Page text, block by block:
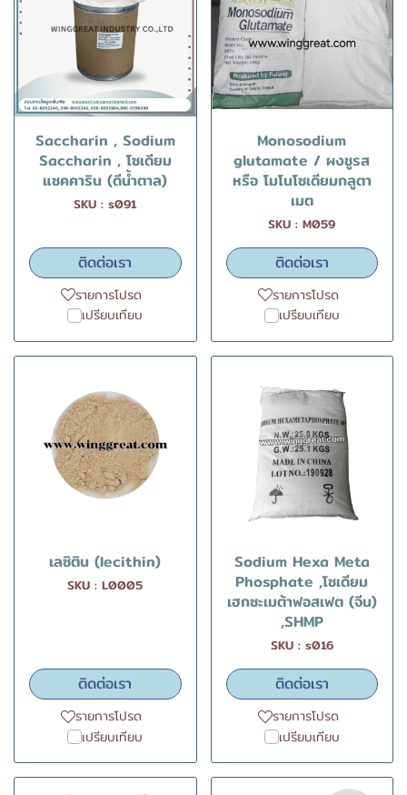
Saccharin , Sodium
Saccharin , โซเดียม
แซคคาริน (ดีน้ำตาล)
SKU : s091
ติดต่อเรา
รายการโปรด
เปรียบเทียบ
Monosodium
glutamate / ผงชูรส
หรือ โมโนโซเดียมกลูตา
เมต
SKU : M059
ติดต่อเรา
รายการโปรด
เปรียบเทียบ
เลซิติน (lecithin)
SKU : L0005
ติดต่อเรา
รายการโปรด
เปรียบเทียบ
Sodium Hexa Meta
Phosphate ,โซเดียม
เฮกซะเมต้าฟอสเฟต (จีน)
,SHMP
SKU : s016
ติดต่อเรา
รายการโปรด
เปรียบเทียบ